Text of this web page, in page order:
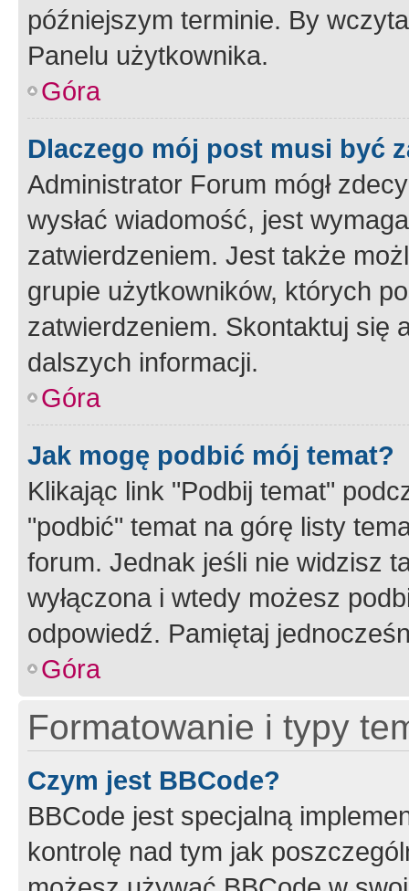
późniejszym terminie. By
Panelu użytkownika.
Góra
Dlaczego mój post musi być
Administrator Forum mógł
wysłać wiadomość, jest
zatwierdzeniem. Jest także
grupie użytkowników, których
zatwierdzeniem. Skontaktuj się
dalszych informacji.
Góra
Jak mogę podbić mój temat?
Klikając link "Podbij temat"
"podbić" temat na górę listy
forum. Jednak jeśli nie widzisz
wyłączona i wtedy możesz
odpowiedź. Pamiętaj
Góra
Formatowanie i typy
Czym jest BBCode?
BBCode jest specjalną
kontrolę nad tym jak